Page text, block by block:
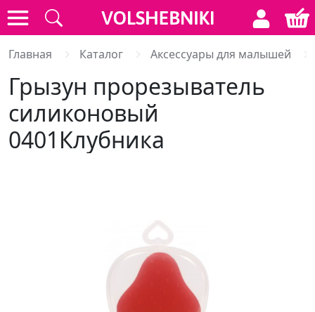
Главная Каталог Аксессуары для малышей
Грызун прорезыватель
силиконовый
0401Клубника